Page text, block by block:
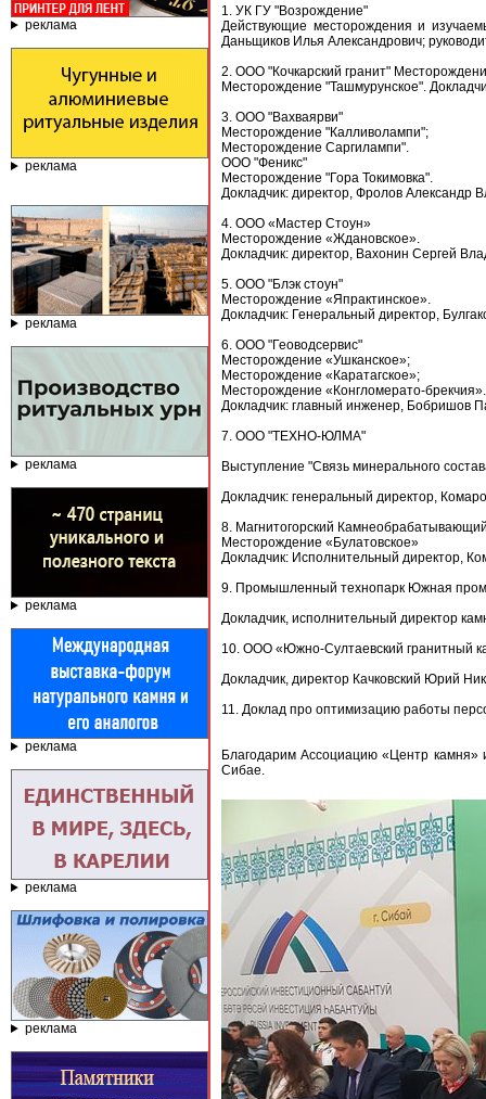
реклама
реклама
реклама
реклама
реклама
реклама
реклама
реклама
1. УК ГУ "Возрождение"
Действующие месторождения и
Даньщиков Илья Александрович;
2. ООО "Кочкарский гранит"
Месторождение "Ташмурунское".
3. ООО "Вахваярви"
Месторождение "Калливолампи";
Месторождение Саргилампи".
ООО "Феникс"
Месторождение "Гора Токимовка".
Докладчик: директор, Фролов Александр
4. ООО «Мастер Стоун»
Месторождение «Ждановское».
Докладчик: директор, Вахонин Сергей
5. ООО "Блэк стоун"
Месторождение «Япрактинское».
Докладчик: Генеральный директор,
6. ООО "Геоводсервис"
Месторождение «Ушканское»;
Месторождение «Каратагское»;
Месторождение «Конгломерато-брекчия».
Докладчик: главный инженер, Бобришов
7. ООО "ТЕХНО-ЮЛМА"
Выступление "Связь минерального
Докладчик: генеральный директор,
8. Магнитогорский
Месторождение «Булатовское»
Докладчик: Исполнительный директор,
9. Промышленный технопарк Южная
Докладчик, исполнительный директор
10. ООО «Южно-Султаевский гранитный
Докладчик, директор Качковский Юрий
11. Доклад про оптимизацию работы
Благодарим Ассоциацию «Центр камня»
Сибае.